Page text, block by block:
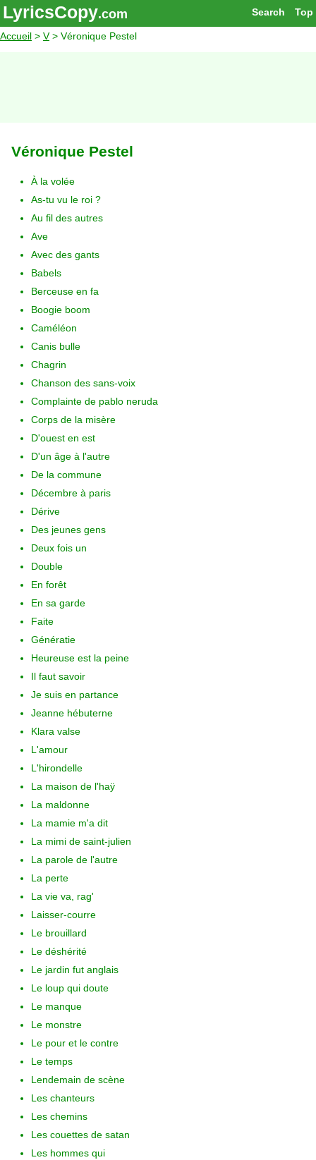
Top
Search
LyricsCopy.com
Accueil > V> Véronique Pestel
Véronique Pestel
À la volée
As-tu vu le roi ?
Au fil des autres
Ave
Avec des gants
Babels
Berceuse en fa
Boogie boom
Caméléon
Canis bulle
Chagrin
Chanson des sans-voix
Complainte de pablo neruda
Corps de la misère
D'ouest en est
D'un âge à l'autre
De la commune
Décembre à paris
Dérive
Des jeunes gens
Deux fois un
Double
En forêt
En sa garde
Faite
Génératie
Heureuse est la peine
Il faut savoir
Je suis en partance
Jeanne hébuterne
Klara valse
L'amour
L'hirondelle
La maison de l'haÿ
La maldonne
La mamie m'a dit
La mimi de saint-julien
La parole de l'autre
La perte
La vie va, rag'
Laisser-courre
Le brouillard
Le déshérité
Le jardin fut anglais
Le loup qui doute
Le manque
Le monstre
Le pour et le contre
Le temps
Lendemain de scène
Les chanteurs
Les chemins
Les couettes de satan
Les hommes qui